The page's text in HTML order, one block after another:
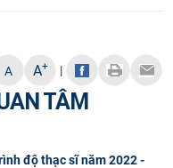
A A+ |
TÂM
độ thạc sĩ năm 2022 -